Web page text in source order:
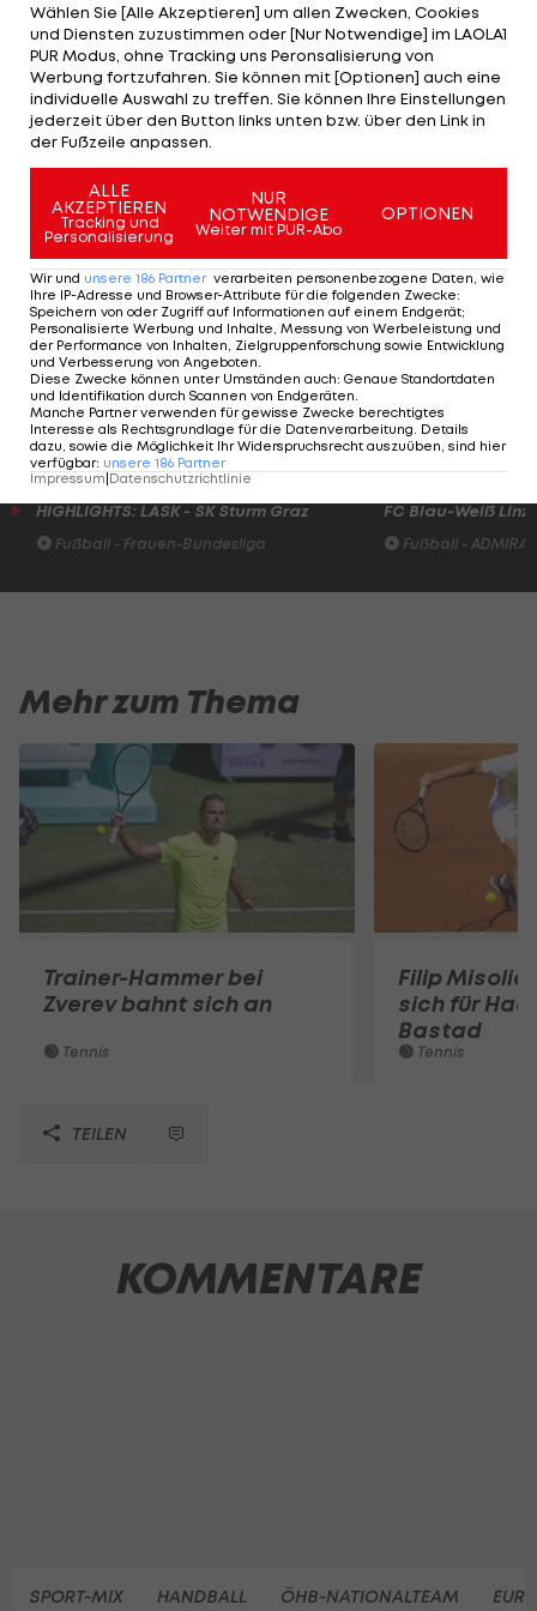
Nikola Bilyk & Co. kommen.
Bei der größten EHF EURO aller Zeiten
kommenden Jänner beheimatet Österreich zwei
Vorrundengruppen und eine Hauptrundengruppe.
Gespielt wird in Stadthalle Graz (Gruppe A) und
der Wiener Stadthalle (Gruppe B mit Österreich).
Das Trikot soll symbolisieren, dass das ganze Land
hinter dem Nationalteam steht und es eine Heim-
Europameisterschaft für ganz Österreich ist.
Erstmals präsentiert wird das EURO-Trikot Ende
November.
HIGHLIGHTS: LASK - SK Sturm Graz
Fußball - Frauen-Bundesliga
FC Blau-Weiß Linz
Fußball -
Mehr zum Thema
Trainer-Hammer bei
Zverev bahnt sich an
Tennis
Filip
sich für
Bastad
Tennis
TEILEN
KOMMENTARE
SPORT-MIX HANDBALL ÖHB-NATIONALTEAM
Wählen Sie [Alle Akzeptieren] um allen Zwecken, Cookies
und Diensten zuzustimmen oder [Nur Notwendige] im LAOLA1
PUR Modus, ohne Tracking uns Peronsalisierung von
Werbung fortzufahren. Sie können mit [Optionen] auch eine
individuelle Auswahl zu treffen. Sie können Ihre Einstellungen
jederzeit über den Button links unten bzw. über den Link in
der Fußzeile anpassen.
ALLE
AKZEPTIEREN
Tracking und
Personalisierung
NUR
NOTWENDIGE
Weiter mit PUR-Abo
OPTIONEN
Wir und unsere 186 Partner verarbeiten personenbezogene Daten, wie
Ihre IP-Adresse und Browser-Attribute für die folgenden Zwecke:
Speichern von oder Zugriff auf Informationen auf einem Endgerät;
Personalisierte Werbung und Inhalte, Messung von Werbeleistung und
der Performance von Inhalten, Zielgruppenforschung sowie Entwicklung
und Verbesserung von Angeboten
Diese Zwecke können unter Umständen auch: Genaue Standortdaten
und Identifikation durch Scannen von Endgeräten
Manche Partner verwenden für gewisse Zwecke berechtigtes
Interesse als Rechtsgrundlage für die Datenverarbeitung. Details
dazu, sowie die Möglichkeit Ihr Widerspruchsrecht auszuüben, sind hier
verfügbar: unsere 186 Partner
Impressum|Datenschutzrichtlinie